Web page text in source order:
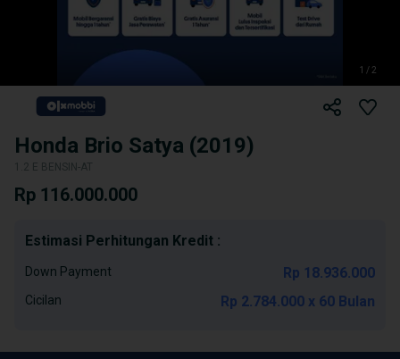
1 / 2
Honda Brio Satya (2019)
1.2 E BENSIN-AT
Rp 116.000.000
Estimasi Perhitungan Kredit :
Down Payment Rp 18.936.000
Cicilan Rp 2.784.000 x 60 Bulan